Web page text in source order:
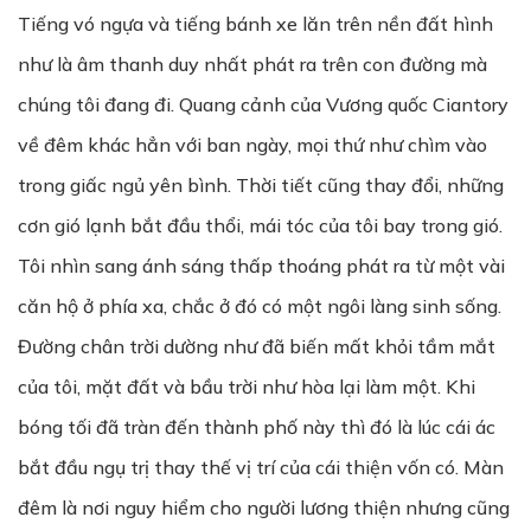
Tiếng vó ngựa và tiếng bánh xe lăn trên nền đất hình
như là âm thanh duy nhất phát ra trên con đường mà
chúng tôi đang đi. Quang cảnh của Vương quốc Ciantory
về đêm khác hẳn với ban ngày, mọi thứ như chìm vào
trong giấc ngủ yên bình. Thời tiết cũng thay đổi, những
cơn gió lạnh bắt đầu thổi, mái tóc của tôi bay trong gió.
Tôi nhìn sang ánh sáng thấp thoáng phát ra từ một vài
căn hộ ở phía xa, chắc ở đó có một ngôi làng sinh sống.
Đường chân trời dường như đã biến mất khỏi tầm mắt
của tôi, mặt đất và bầu trời như hòa lại làm một. Khi
bóng tối đã tràn đến thành phố này thì đó là lúc cái ác
bắt đầu ngụ trị thay thế vị trí của cái thiện vốn có. Màn
đêm là nơi nguy hiểm cho người lương thiện nhưng cũng